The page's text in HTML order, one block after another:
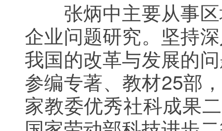
张炳中主要从事区
企业问题研究。坚持
我国的改革与发展的
参编专著、教材25部
家教委优秀社科成果